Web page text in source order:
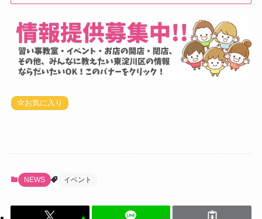
お気に入り
NEWS イベント